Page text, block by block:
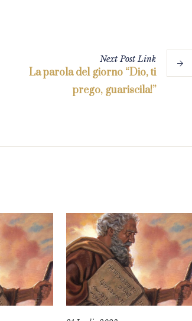
NextPostLink
La parola del giorno “Dio, ti
prego, guariscila!”